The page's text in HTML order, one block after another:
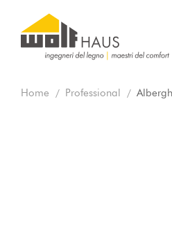
Home Professional